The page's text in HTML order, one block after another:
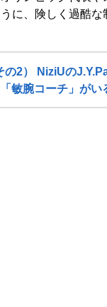
に、険しく過酷な
の2） NiziUの
敏腕コーチ」がい